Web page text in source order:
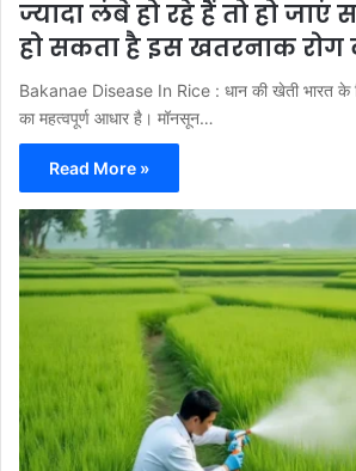
ज्यादा लंबे हो रहे हैं तो हो जाएं
हो सकता है इस खतरनाक रोग
Bakanae Disease In Rice : धान की खेती भारत
का महत्वपूर्ण आधार है। मॉनसून…
Read More »